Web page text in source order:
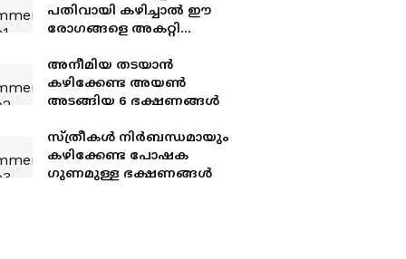
പതിവായി കഴിച്ചാൽ ഈ
രോ​ഗങ്ങളെ അകറ്റി
അനീമിയ തടയാൻ
കഴിക്കേണ്ട അയൺ
അടങ്ങിയ 6 ഭക്ഷണങ്ങൾ
സ്ത്രീകൾ നിർബന്ധമായും
കഴിക്കേണ്ട പോഷക
ഗുണമുള്ള ഭക്ഷണങ്ങൾ